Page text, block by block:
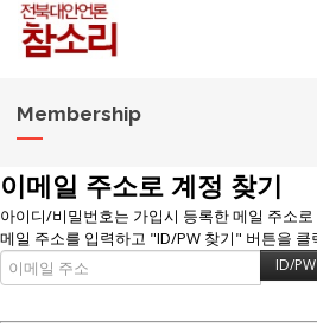
Membership
이메일 주소로 계정 찾기
아이디/비밀번호는 가입시 등록한 메일 주소
메일 주소를 입력하고 "ID/PW 찾기" 버튼을 클